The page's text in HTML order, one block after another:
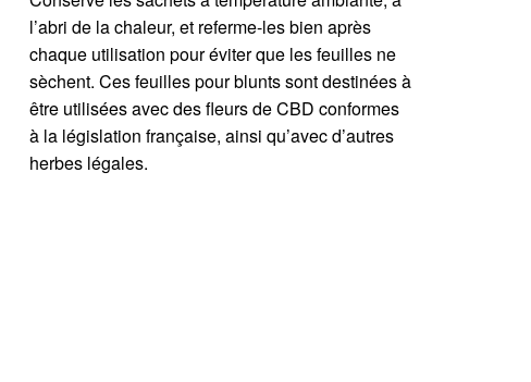
l’abri de la chaleur, et referme-les bien après
chaque utilisation pour éviter que les feuilles ne
sèchent. Ces feuilles pour blunts sont destinées à
être utilisées avec des fleurs de CBD conformes
à la législation française, ainsi qu’avec d’autres
herbes légales.